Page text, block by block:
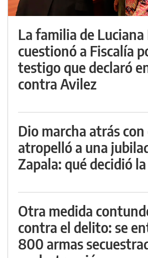
La familia de
cuestionó a Fiscalía
testigo que declaró
contra Avilez
Dio marcha atrás
atropelló a una
Zapala: qué decidió
Otra medida
contra el delito: se
800 armas